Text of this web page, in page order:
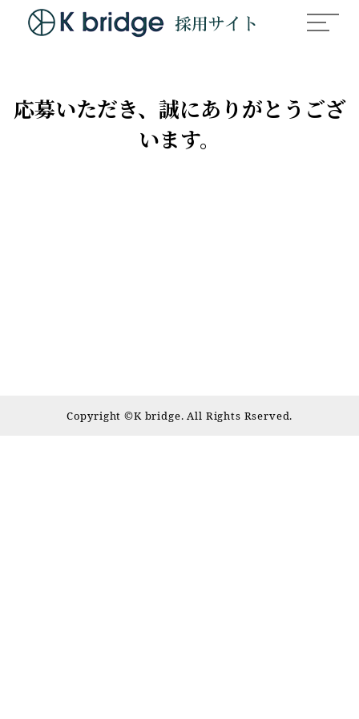
応募いただき、誠にありがとうござ
います。
Copyright ©️K bridge. All Rights Rserved.